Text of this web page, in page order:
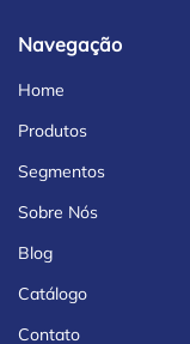
Navegação
Home
Produtos
Segmentos
Sobre Nós
Blog
Catálogo
Contato